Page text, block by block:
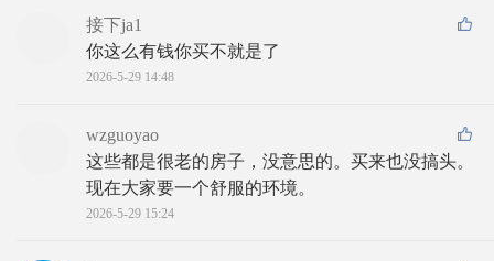
接下ja1
你这么有钱你买不就是了
2026-5-29 14:48
wzguoyao
这些都是很老的房子，没意思的。买来也没搞头。
现在大家要一个舒服的环境。
2026-5-29 15:24